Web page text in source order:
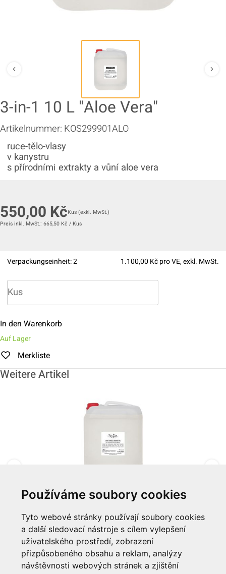
Používáme soubory cookies
Tyto webové stránky používají soubory cookies
a další sledovací nástroje s cílem vylepšení
uživatelského prostředí, zobrazení
přizpůsobeného obsahu a reklam, analýzy
návštěvnosti webových stránek a zjištění
3-in-1 10 L "Aloe Vera"
Artikelnummer: KOS299901ALO
ruce-tělo-vlasy
v kanystru
s přírodními extrakty a vůní aloe vera
550,00 KčKus (exkl. MwSt.)
Preis inkl. MwSt.: 665,50 Kč / Kus
Verpackungseinheit:2 1.100,00 Kč pro VE, exkl. MwSt.
In den Warenkorb
Auf Lager
Merkliste
Weitere Artikel
Šampon & gel 10 L "Spa Alpin"
Zum Artikel
Informationen